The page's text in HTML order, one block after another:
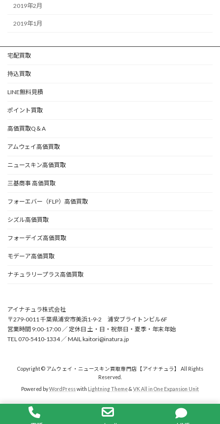
2019年2月
2019年1月
宅配買取
持込買取
LINE無料見積
ポイント買取
高価買取Q＆A
アムウェイ高価買取
ニュースキン高価買取
三基商事 高価買取
フォーエバー（FLP）高価買取
シズル高価買取
フォーデイズ高価買取
モデーア高価買取
ナチュラリープラス高価買取
アイナチュラ株式会社
〒279-0011 千葉県浦安市美浜1-9-2 浦安ブライトンビル6F
営業時間 9:00-17:00 ／ 定休日 土・日・祝祭日・夏季・年末年始
TEL 070-5410-1334 ／ MAIL kaitori@inatura.jp
Copyright © アムウェイ・ニュースキン買取専門店【アイナチュラ】 All Rights
Reserved.
Powered byWordPresswith Lightning Theme& VK All in One Expansion Unit